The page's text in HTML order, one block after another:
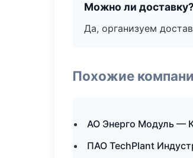
Можно ли доставку?
Да, организуем
Похожие
АО Энерго Модуль —
ПАО TechPlant